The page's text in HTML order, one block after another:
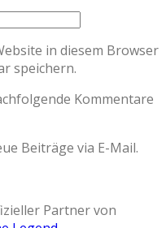
in diesem Browser
speichern.
Kommentare
Beiträge via E-Mail.
Partner von